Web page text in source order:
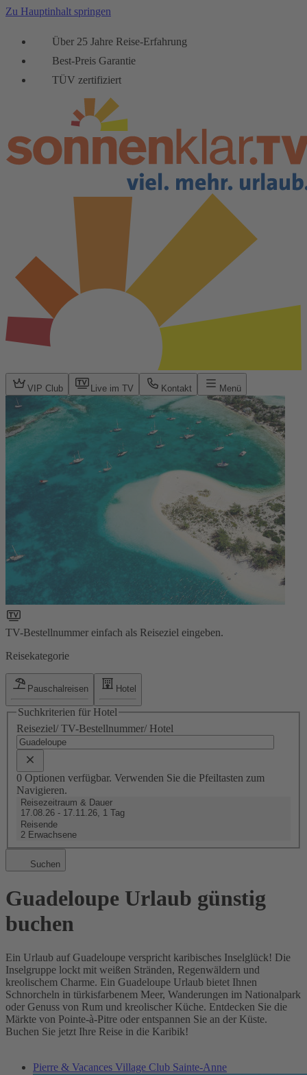
Zu Hauptinhalt springen
Über 25 Jahre Reise-Erfahrung
Best-Preis Garantie
TÜV zertifiziert
VIP Club Live im TV Kontakt Menü
TV-Bestellnummer einfach als Reiseziel eingeben.
Reisekategorie
Pauschalreisen Hotel
Suchkriterien für Hotel
Reiseziel/ TV-Bestellnummer/ Hotel
0 Optionen verfügbar. Verwenden Sie die Pfeiltasten zum
Navigieren.
Reisezeitraum & Dauer
17.08.26 - 17.11.26, 1 Tag
Reisende
2 Erwachsene
Suchen
Guadeloupe Urlaub günstig
buchen
Ein Urlaub auf Guadeloupe verspricht karibisches Inselglück! Die
Inselgruppe lockt mit weißen Stränden, Regenwäldern und
kreolischem Charme. Ein Guadeloupe Urlaub bietet Ihnen
Schnorcheln in türkisfarbenem Meer, Wanderungen im Nationalpark
oder Genuss von Rum und kreolischer Küche. Entdecken Sie die
Märkte von Pointe-à-Pitre oder entspannen Sie an der Küste.
Buchen Sie jetzt Ihre Reise in die Karibik!
Pierre & Vacances Village Club Sainte-Anne